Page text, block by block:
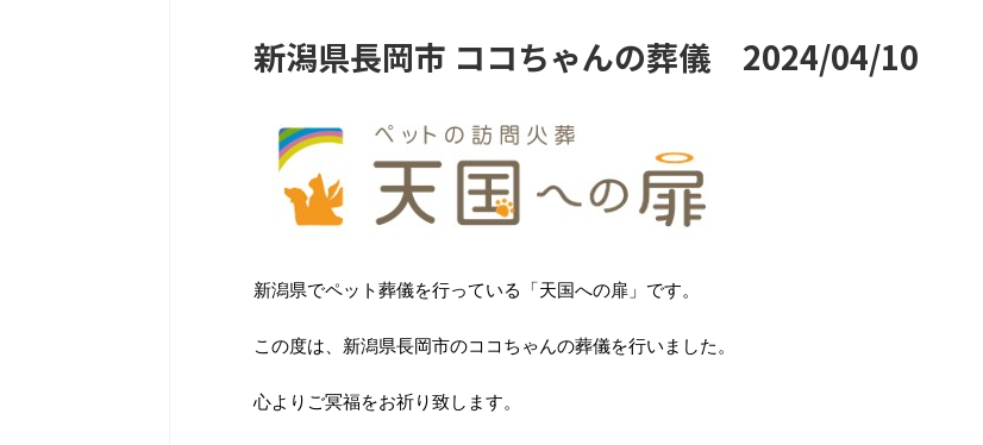
新潟県長岡市 ココちゃんの葬儀 2024/04/10
新潟県でペット葬儀を行っている「天国への扉」です。
この度は、新潟県長岡市のココちゃんの葬儀を行いました。
心よりご冥福をお祈り致します。